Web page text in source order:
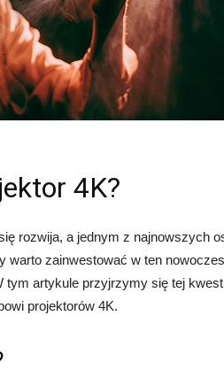
4K?
rozwija, a jednym z najnowszych
warto zainwestować w ten
artykule przyjrzymy się tej
projektorów 4K.